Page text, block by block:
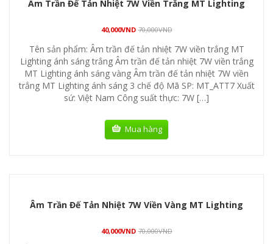
Âm Trần Đế Tản Nhiệt 7W Viền Trắng MT Lighting
40,000VND 70,000VND
Tên sản phẩm: Âm trần đế tản nhiệt 7W viền trắng MT
Lighting ánh sáng trắng Âm trần đế tản nhiệt 7W viền trắng
MT Lighting ánh sáng vàng Âm trần đế tản nhiệt 7W viền
trắng MT Lighting ánh sáng 3 chế độ Mã SP: MT_ATT7 Xuất
sứ: Việt Nam Công suất thực: 7W […]
Mua hàng
Âm Trần Đế Tản Nhiệt 7W Viền Vàng MT Lighting
40,000VND 70,000VND